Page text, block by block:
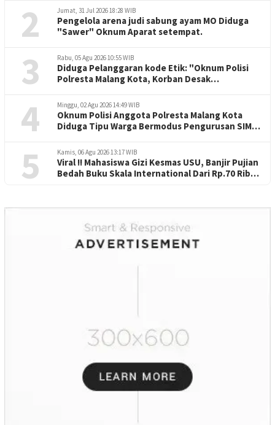
2 Jumat, 31 Jul 2026 18:28 WIB
Pengelola arena judi sabung ayam MO Diduga
"Sawer" Oknum Aparat setempat.
3 Rabu, 05 Agu 2026 10:55 WIB
Diduga Pelanggaran kode Etik: "Oknum Polisi
Polresta Malang Kota, Korban Desak
4 Minggu, 02 Agu 2026 14:49 WIB
Oknum Polisi Anggota Polresta Malang Kota
Diduga Tipu Warga Bermodus Pengurusan SIM
5 Kamis, 06 Agu 2026 13:17 WIB
Viral !! Mahasiswa Gizi Kesmas USU, Banjir Pujian
Bedah Buku Skala International Dari Rp.70 Ribu